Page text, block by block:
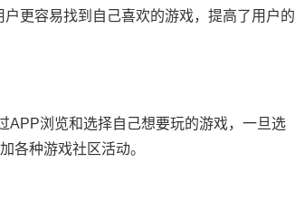
更容易找到自己喜欢的游戏，提高了用户的
APP浏览和选择自己想要玩的游戏，一旦选
各种游戏社区活动。